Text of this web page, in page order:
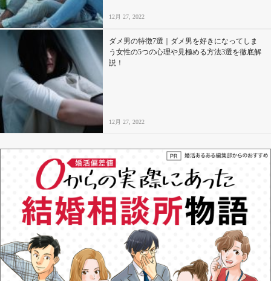
12月 27, 2022
ダメ男の特徴7選｜ダメ男を好きになってしま
う女性の5つの心理や見極める方法3選を徹底解
説！
12月 27, 2022